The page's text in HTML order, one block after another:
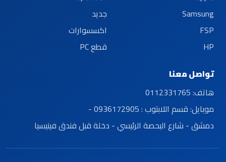
Samsung
FSP
HP
جديد
اكسسوارات
قطع PC
تواصل معنا
هاتف:0112331765
موبايل:قسم اللابتوب : 0936172905 -
دمشق - شارع البحصة الرئيسي - دخلة قبل فندق فينيسيا